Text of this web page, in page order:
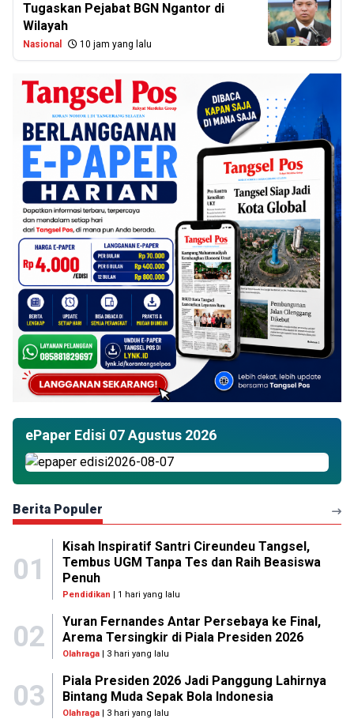
Tugaskan Pejabat BGN Ngantor di
Wilayah
Nasional 10 jam yang lalu
ePaper Edisi 07 Agustus 2026
Berita Populer
01
Kisah Inspiratif Santri Cireundeu Tangsel,
Tembus UGM Tanpa Tes dan Raih Beasiswa
Penuh
Pendidikan | 1 hari yang lalu
02
Yuran Fernandes Antar Persebaya ke Final,
Arema Tersingkir di Piala Presiden 2026
Olahraga| 3 hari yang lalu
03
Piala Presiden 2026 Jadi Panggung Lahirnya
Bintang Muda Sepak Bola Indonesia
Olahraga| 3 hari yang lalu